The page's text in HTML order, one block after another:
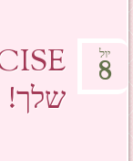
שלך!
יול
8